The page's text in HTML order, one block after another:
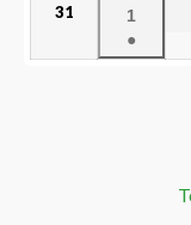
31
1
●